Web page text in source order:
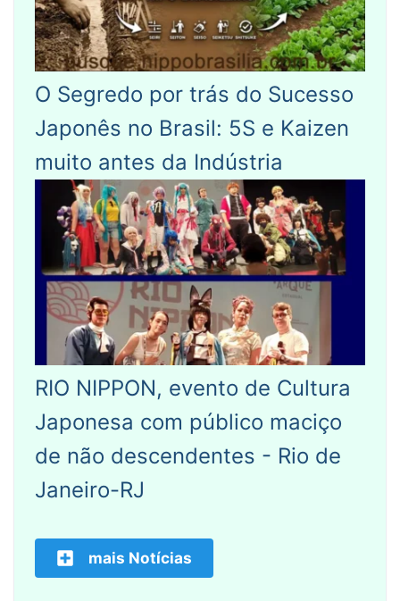
O Segredo por trás do Sucesso
Japonês no Brasil: 5S e Kaizen
muito antes da Indústria
RIO NIPPON, evento de Cultura
Japonesa com público maciço
de não descendentes - Rio de
Janeiro-RJ
mais Notícias